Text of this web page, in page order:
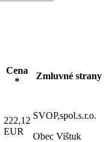
Cena
*
Zmluvné strany
222,12
EUR
SVOP,spol.s.r.o.
Obec Vištuk